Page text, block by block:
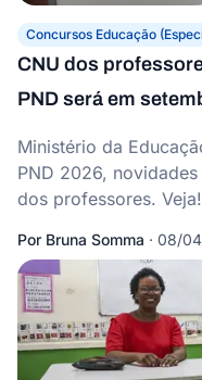
Concursos Educação
CNU dos
PND será em
Ministério da
PND 2026,
dos professores. Veja!
Por Bruna Somma · 08/